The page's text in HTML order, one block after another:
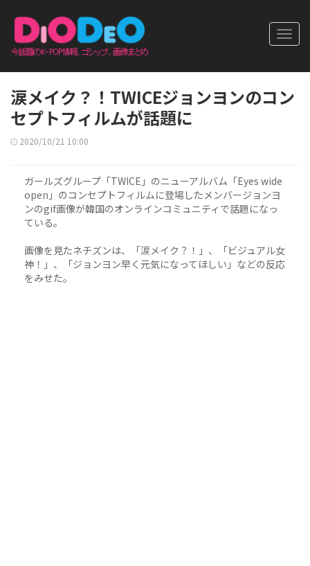
涙メイク？！TWICEジョンヨンのコン
セプトフィルムが話題に
2020/10/21 10:00
ガールズグループ「TWICE」のニューアルバム「Eyes wide
open」のコンセプトフィルムに登場したメンバージョンヨ
ンのgif画像が韓国のオンラインコミュニティで話題になっ
ている。
画像を見たネチズンは、「涙メイク？！」、「ビジュアル女
神！」、「ジョンヨン早く元気になってほしい」などの反応
をみせた。